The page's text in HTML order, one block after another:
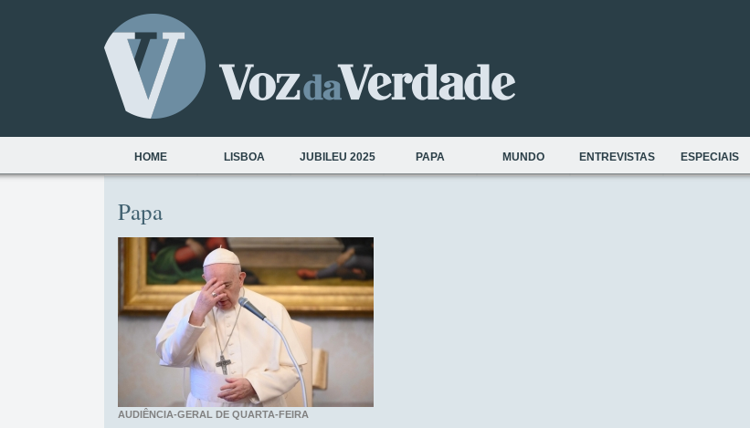
HOME LISBOA JUBILEU 2025 PAPA MUNDO ENTREVISTAS ESPECIAIS
Papa
AUDIÊNCIA-GERAL DE QUARTA-FEIRA